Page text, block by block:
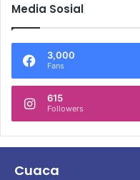
Media Sosial
3,000
Fans
615
Followers
Cuaca